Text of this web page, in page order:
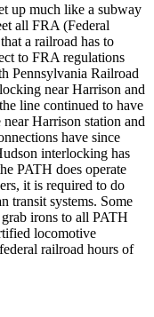
up much like a subway
all FRA (Federal
a railroad has to
to FRA regulations
Pennsylvania Railroad
near Harrison and
line continued to have
Harrison station and
have since
interlocking has
PATH does operate
it is required to do
transit systems. Some
irons to all PATH
locomotive
railroad hours of